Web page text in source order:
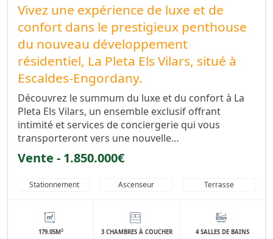
Vivez une expérience de luxe et de
confort dans le prestigieux penthouse
du nouveau développement
résidentiel, La Pleta Els Vilars, situé à
Escaldes-Engordany.
Découvrez le summum du luxe et du confort à La
Pleta Els Vilars, un ensemble exclusif offrant
intimité et services de conciergerie qui vous
transporteront vers une nouvelle…
Vente - 1.850.000€
Stationnement Ascenseur Terrasse
179.05M2 3 CHAMBRES À COUCHER 4 SALLES DE BAINS